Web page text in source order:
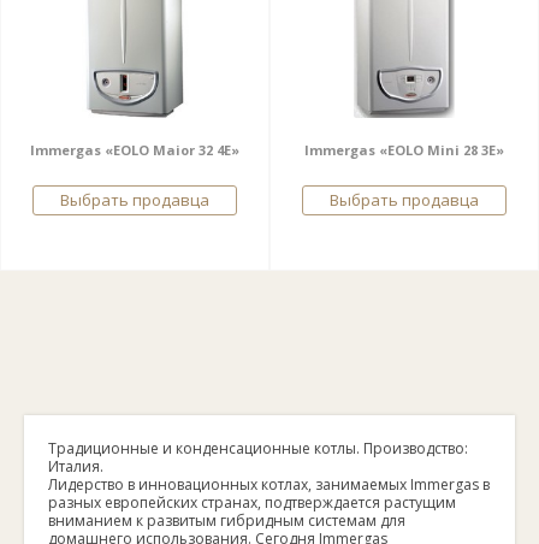
Immergas «EOLO Maior 32 4E»
Выбрать продавца
Immergas «EOLO Mini 28 3E»
Выбрать продавца
Традиционные и конденсационные котлы. Производство:
Италия.
Лидерство в инновационных котлах, занимаемых Immergas в
разных европейских странах, подтверждается растущим
вниманием к развитым гибридным системам для
домашнего использования. Сегодня Immergas